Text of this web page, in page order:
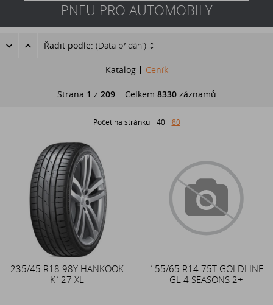
PNEU PRO AUTOMOBILY
Řadit podle: (Data přidání)
Katalog Ceník
Strana 1 z 209Celkem 8330záznamů
Počet na stránku 40 80
235/45 R18 98Y HANKOOK
K127 XL
155/65 R14 75T GOLDLINE
GL 4 SEASONS 2+